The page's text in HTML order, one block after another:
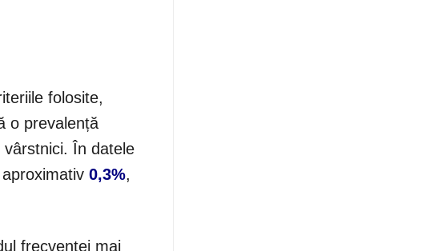
folosite,
o prevalență
În datele
0,3%,
frecvenței mai